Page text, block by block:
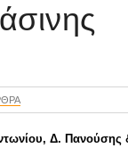
Δ. Πανούσης